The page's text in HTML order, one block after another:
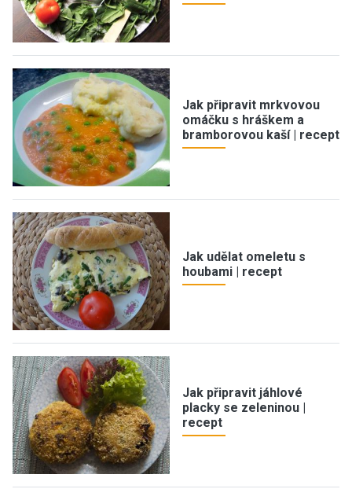
Jak připravit mrkvovou
omáčku s hráškem a
bramborovou kaší | recept
Jak udělat omeletu s
houbami | recept
Jak připravit jáhlové
placky se zeleninou |
recept